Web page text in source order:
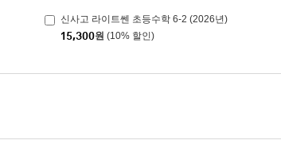
신사고 라이트쎈 초등수학 6-2 (2026년)
15,300원 (10% 할인)